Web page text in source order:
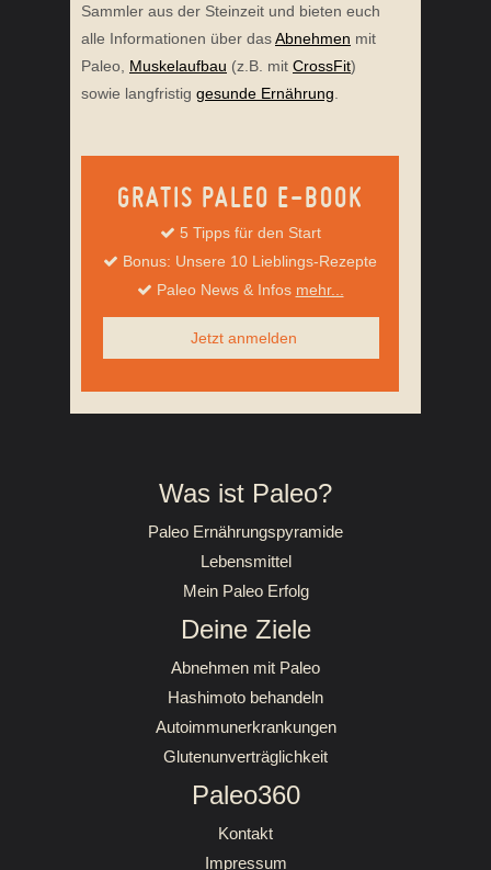
Sammler aus der Steinzeit und bieten euch
alle Informationen über dasAbnehmen mit
Paleo, Muskelaufbau (z.B. mit CrossFit)
sowie langfristig gesunde Ernährung
GRATIS PALEO E-BOOK
5 Tipps für den Start
Bonus: Unsere 10 Lieblings-Rezepte
Paleo News & Infos mehr...
Jetzt anmelden
Was ist Paleo?
Paleo Ernährungspyramide
Lebensmittel
Mein Paleo Erfolg
Deine Ziele
Abnehmen mit Paleo
Hashimoto behandeln
Autoimmunerkrankungen
Glutenunverträglichkeit
Paleo360
Kontakt
Impressum